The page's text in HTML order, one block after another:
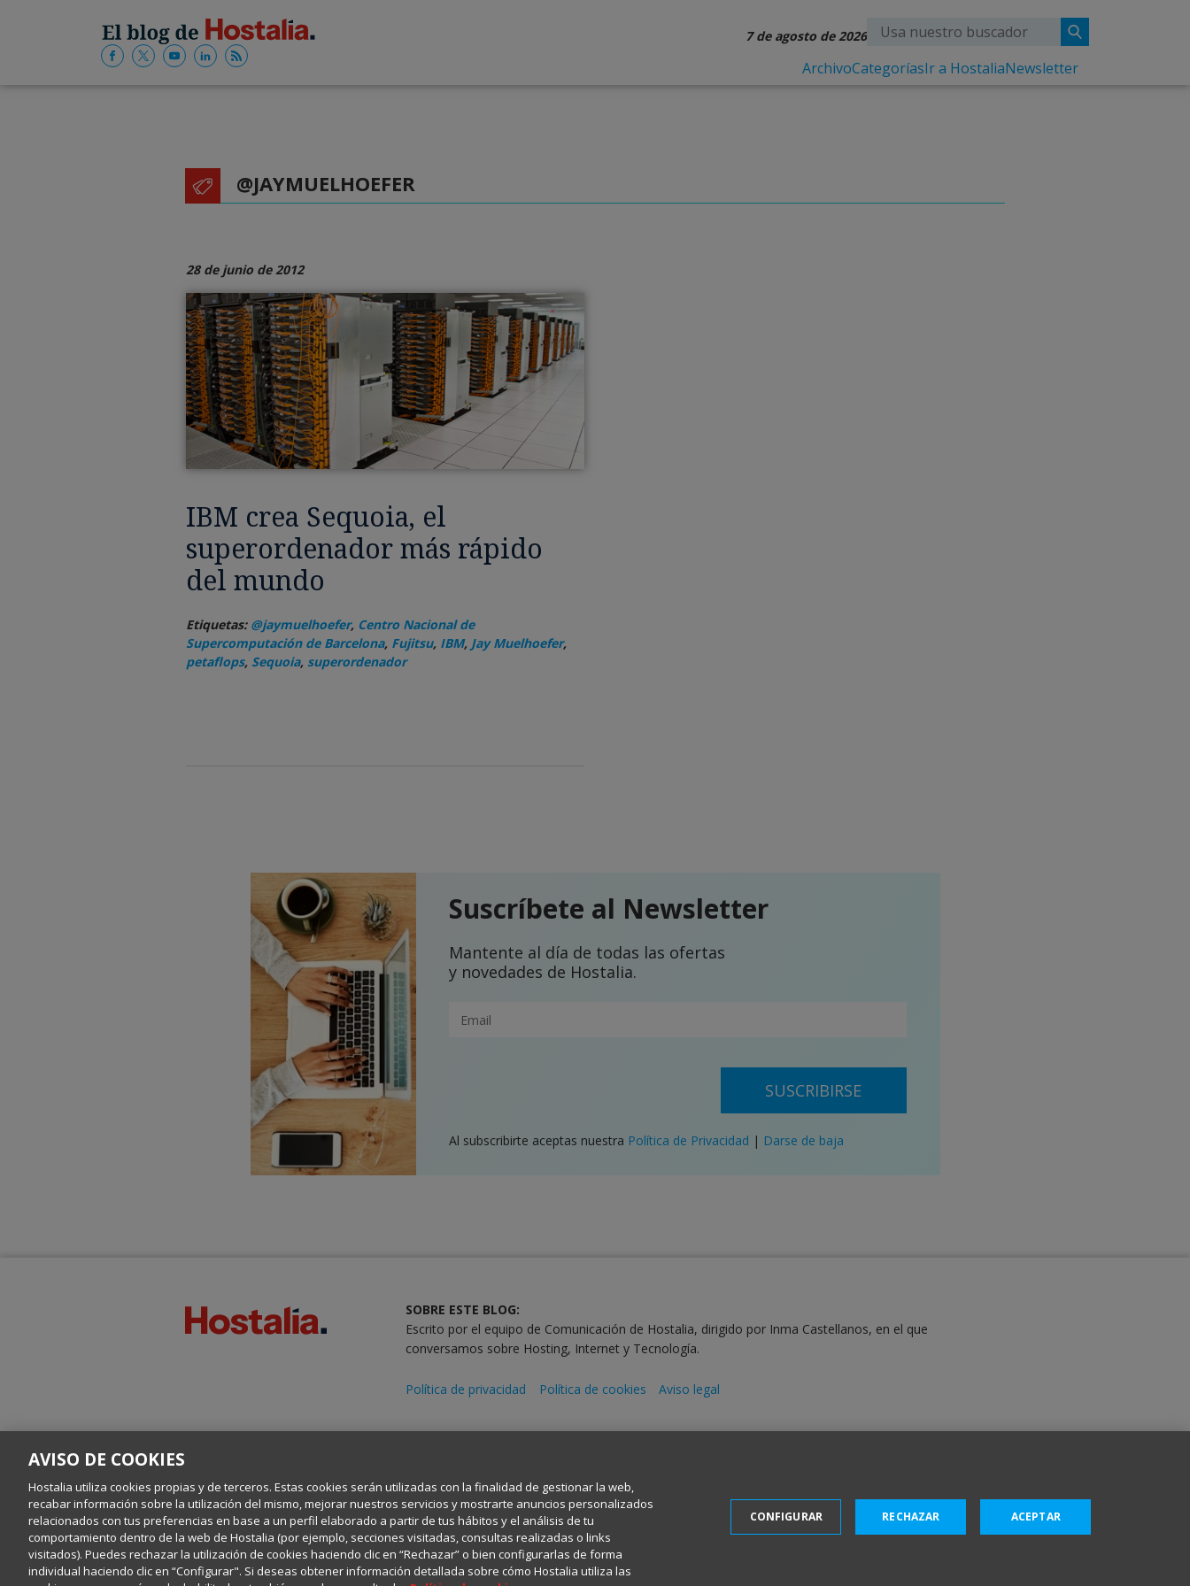
7 de agosto de 2026
ArchivoCategoríasIr a HostaliaNewsletter
@JAYMUELHOEFER
28 de junio de 2012
IBM crea Sequoia, el
superordenador más rápido
del mundo
Etiquetas: @jaymuelhoefer, Centro Nacional de
Supercomputación de Barcelona, Fujitsu, IBM, Jay Muelhoefer‏,
petaflops, Sequoia, superordenador
Suscríbete al Newsletter
Mantente al día de todas las ofertas
y novedades de Hostalia.
SUSCRIBIRSE
Al subscribirte aceptas nuestra Política de Privacidad | Darse de baja
SOBRE ESTE BLOG:
Escrito por el equipo de Comunicación de Hostalia, dirigido por Inma Castellanos, en el que
conversamos sobre Hosting, Internet y Tecnología.
Política de privacidad Política de cookies Aviso legal
Todos los Derechos Reservados
AVISO DE COOKIES
Hostalia utiliza cookies propias y de terceros. Estas cookies serán utilizadas con la finalidad de gestionar la web,
recabar información sobre la utilización del mismo, mejorar nuestros servicios y mostrarte anuncios personalizados
relacionados con tus preferencias en base a un perfil elaborado a partir de tus hábitos y el análisis de tu
comportamiento dentro de la web de Hostalia (por ejemplo, secciones visitadas, consultas realizadas o links
visitados). Puedes rechazar la utilización de cookies haciendo clic en “Rechazar” o bien configurarlas de forma
individual haciendo clic en “Configurar". Si deseas obtener información detallada sobre cómo Hostalia utiliza las
CONFIGURAR RECHAZAR ACEPTAR